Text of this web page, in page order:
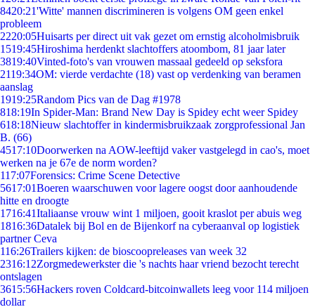
8420:21'Witte' mannen discrimineren is volgens OM geen enkel
probleem
2220:05Huisarts per direct uit vak gezet om ernstig alcoholmisbruik
1519:45Hiroshima herdenkt slachtoffers atoombom, 81 jaar later
3819:40Vinted-foto's van vrouwen massaal gedeeld op seksfora
2119:34OM: vierde verdachte (18) vast op verdenking van beramen
aanslag
1919:25Random Pics van de Dag #1978
818:19In Spider-Man: Brand New Day is Spidey echt weer Spidey
618:18Nieuw slachtoffer in kindermisbruikzaak zorgprofessional Jan
B. (66)
4517:10Doorwerken na AOW-leeftijd vaker vastgelegd in cao's, moet
werken na je 67e de norm worden?
117:07Forensics: Crime Scene Detective
5617:01Boeren waarschuwen voor lagere oogst door aanhoudende
hitte en droogte
1716:41Italiaanse vrouw wint 1 miljoen, gooit kraslot per abuis weg
1816:36Datalek bij Bol en de Bijenkorf na cyberaanval op logistiek
partner Ceva
116:26Trailers kijken: de bioscoopreleases van week 32
2316:12Zorgmedewerkster die 's nachts haar vriend bezocht terecht
ontslagen
3615:56Hackers roven Coldcard-bitcoinwallets leeg voor 114 miljoen
dollar